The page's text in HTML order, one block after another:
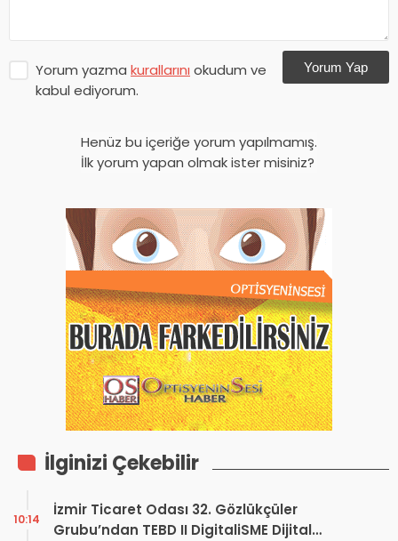
Yorum yazma kurallarını okudum ve
kabul ediyorum.
Yorum Yap
Henüz bu içeriğe yorum yapılmamış.
İlk yorum yapan olmak ister misiniz?
İlginizi Çekebilir
İzmir Ticaret Odası 32. Gözlükçüler
Grubu’ndan TEBD II DigitaliSME Dijital
10:14